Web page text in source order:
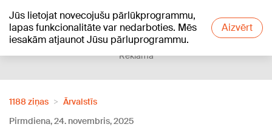
Jūs lietojat novecojušu pārlūkprogrammu,
lapas funkcionalitāte var nedarboties. Mēs
iesakām atjaunot Jūsu pārluprogrammu.
Aizvērt
+19°C
Reklāma
1188 ziņas
Ārvalstīs
Pirmdiena, 24. novembris, 2025